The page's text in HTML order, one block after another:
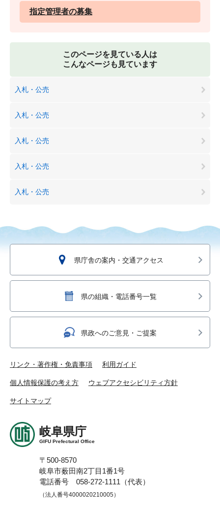
指定管理者の募集
このページを見ている人は
こんなページも見ています
入札・公売
入札・公売
入札・公売
入札・公売
入札・公売
県庁舎の案内・交通アクセス
県の組織・電話番号一覧
県政へのご意見・ご提案
リンク・著作権・免責事項 利用ガイド
個人情報保護の考え方 ウェブアクセシビリティ方針
サイトマップ
岐阜県庁
GIFU Prefectural Office
〒500-8570
岐阜市薮田南2丁目1番1号
電話番号 058-272-1111（代表）
（法人番号4000020210005）